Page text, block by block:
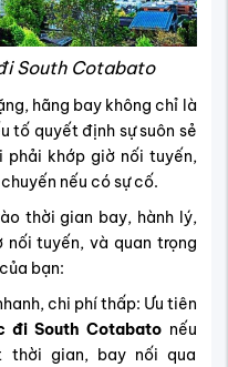
South Cotabato
hãng bay không chỉ là
tố quyết định sự suôn sẻ
phải khớp giờ nối tuyến,
nếu có sự cố.
thời gian bay, hành lý,
tuyến, và quan trọng
bạn:
chi phí thấp: Ưu tiên
đi South Cotabato nếu
thời gian, bay nối qua